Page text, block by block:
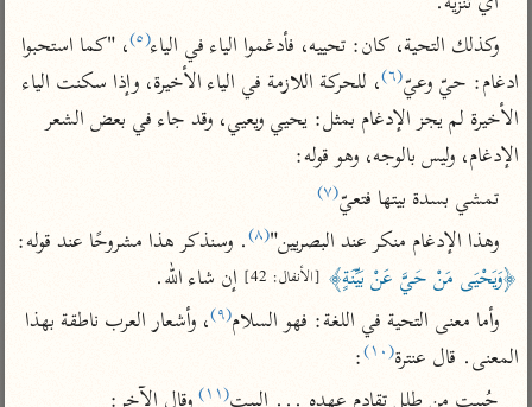
تفسير ابن كثير
تفسير القرطبي
تفسير البغوي
جمع الأقوال
تفسير ابن الجوزي
تفسير الماوردي
منتقاة
تفسير ابن القيم
تفسير ابن جزي
موسوعات
تفسير الآلوسي
تفسير الرازي
أخرى
أضواء البيان
نظم الدرر للبقاعي
التفسير
تفسير السعدي
أيسر التفاسير
تفسير الجلالين
وكذلك التحية، كان: تحييه، فأدغموا الياء في الياء(٥)
ادغام: حيّ وعيّ(٦)
الأخيرة لم يجز الإدغام بمثل: يحيي ويعيي، وقد جاء في بعض الشعر
الإدغام، وليس بالوجه، وهو قوله:
تمشي بسدة بيتها فتعيّ(٧)
وهذا الإدغام منكر عند البصريين"(٨) . وسنذكر هذا مشروحًا عند قوله:
﴿وَيَحْيَى مَنْ حَيَّ عَنْ بَيِّنَةٍ﴾ [الأنفال: 42]
إن شاء الله.
وأما معنى التحية في اللغة: فهو السلام(٩)
المعنى. قال عنترة(١٠)
:
(١١)